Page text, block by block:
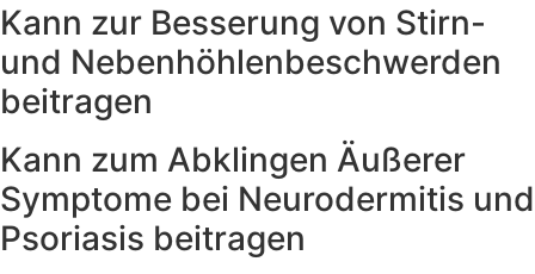
Kann zur Besserung von Stirn-
und Nebenhöhlenbeschwerden
beitragen
Kann zum Abklingen Äußerer
Symptome bei Neurodermitis und
Psoriasis beitragen